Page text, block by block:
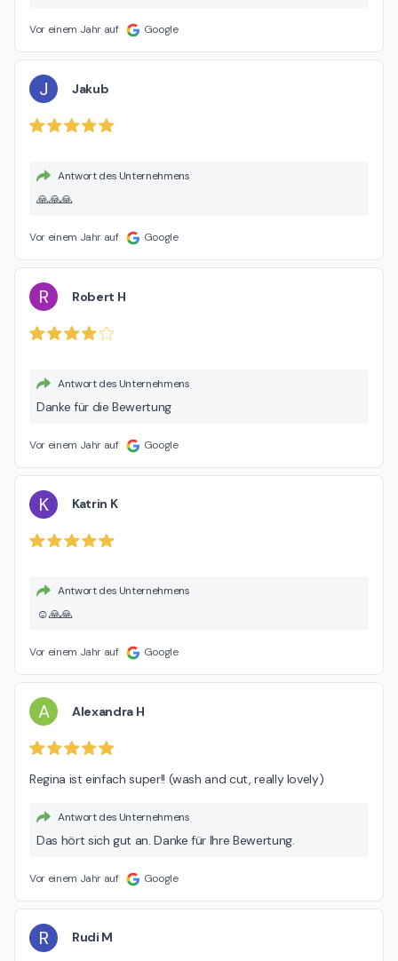
Vor einem Jahr auf Google
J Jakub
Antwort des Unternehmens
🙏🙏🙏
Vor einem Jahr auf Google
R Robert H
Antwort des Unternehmens
Danke für die Bewertung
Vor einem Jahr auf Google
K Katrin K
Antwort des Unternehmens
☺️🙏🙏
Vor einem Jahr auf Google
A Alexandra H
Regina ist einfach super!! (wash and cut, really lovely)
Antwort des Unternehmens
Das hört sich gut an. Danke für Ihre Bewertung.
Vor einem Jahr auf Google
R Rudi M